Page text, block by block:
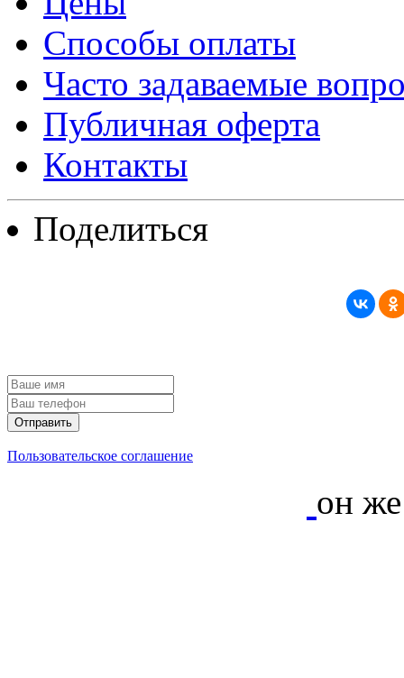
Способы оплаты
Часто задаваемые
Публичная оферта
Контакты
Поделиться
Пользовательское соглашение
он